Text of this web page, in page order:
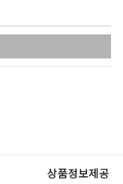
상품정보제공